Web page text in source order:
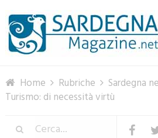
Home Rubriche
Sardegna
Turismo: di necessità virtù